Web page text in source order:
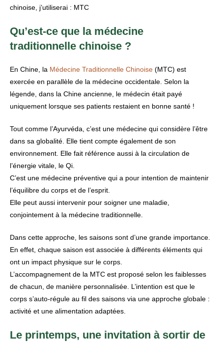
chinoise, j’utiliserai : MTC
Qu’est-ce que la médecine
traditionnelle chinoise ?
En Chine, la Médecine Traditionnelle Chinoise (MTC) est
exercée en parallèle de la médecine occidentale. Selon la
légende, dans la Chine ancienne, le médecin était payé
uniquement lorsque ses patients restaient en bonne santé !
Tout comme l’Ayurvéda, c’est une médecine qui considère l’être
dans sa globalité. Elle tient compte également de son
environnement. Elle fait référence aussi à la circulation de
l’énergie vitale, le Qi.
C’est une médecine préventive qui a pour intention de maintenir
l’équilibre du corps et de l’esprit.
Elle peut aussi intervenir pour soigner une maladie,
conjointement à la médecine traditionnelle.
Dans cette approche, les saisons sont d’une grande importance.
En effet, chaque saison est associée à différents éléments qui
ont un impact physique sur le corps.
L’accompagnement de la MTC est proposé selon les faiblesses
de chacun, de manière personnalisée. L’intention est que le
corps s’auto-régule au fil des saisons via une approche globale :
activité et une alimentation adaptées.
Le printemps, une invitation à sortir de